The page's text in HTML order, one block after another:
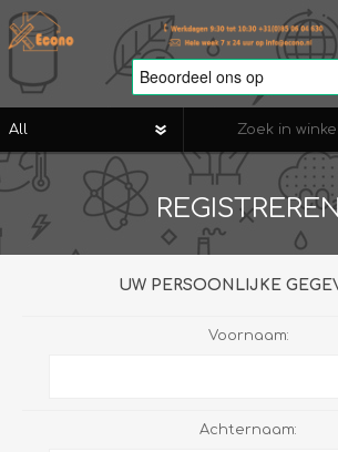
REGISTREREN
AANMELDEN
VERLANGLIJST
0
REGISTREREN
UW PERSOONLIJKE
Voornaam:
Achternaam: